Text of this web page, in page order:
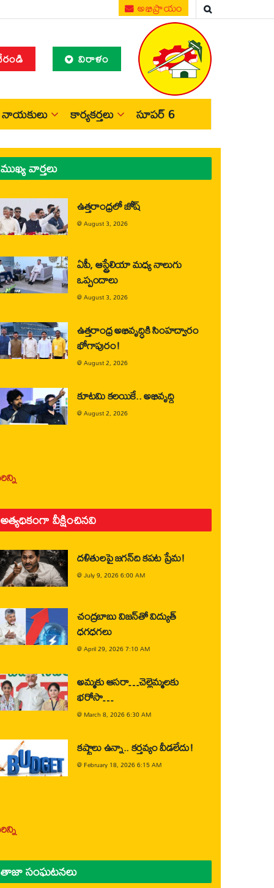
అభిప్రాయం
విరాళం
నాయకులు కార్యకర్తలు సూపర్ 6
ముఖ్య వార్తలు
ఉత్తరాంధ్రలో జోష్
@August 3, 2026
ఏపీ, ఆస్ట్రేలియా మధ్య నాలుగు
ఒప్పందాలు
@August 3, 2026
ఉత్తరాంధ్ర అభివృద్ధికి సింహద్వారం
భోగాపురం!
@August 2, 2026
కూటమి కలయికే.. అభివృద్ధి
@August 2, 2026
అత్యధికంగా వీక్షించినవి
దళితులపై జగన్‌ది కపట ప్రేమ!
@July 9, 2026 6:00 AM
చంద్రబాబు విజన్‌తో విద్యుత్
ధగధగలు
@April 29, 2026 7:10 AM
అమ్మకు ఆసరా…చెల్లెమ్మలకు
భరోసా…
@ March 8, 2026 6:30 AM
కష్టాలు ఉన్నా.. కర్తవ్యం వీడలేదు!
@February 18, 2026 6:15 AM
తాజా సంఘటనలు